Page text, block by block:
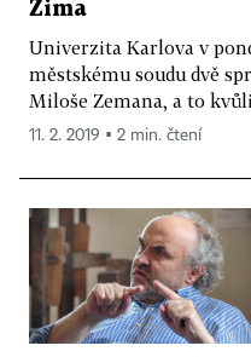
Zima
Univerzita Karlova v
městskému soudu dvě
Miloše Zemana, a to
11. 2. 2019 ▪ 2 min. čtení